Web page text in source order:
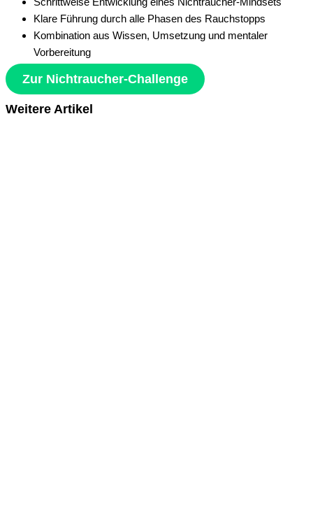
Klare Führung durch alle Phasen des Rauchstopps
Kombination aus Wissen, Umsetzung und mentaler
Vorbereitung
Zur Nichtraucher-Challenge
Weitere Artikel